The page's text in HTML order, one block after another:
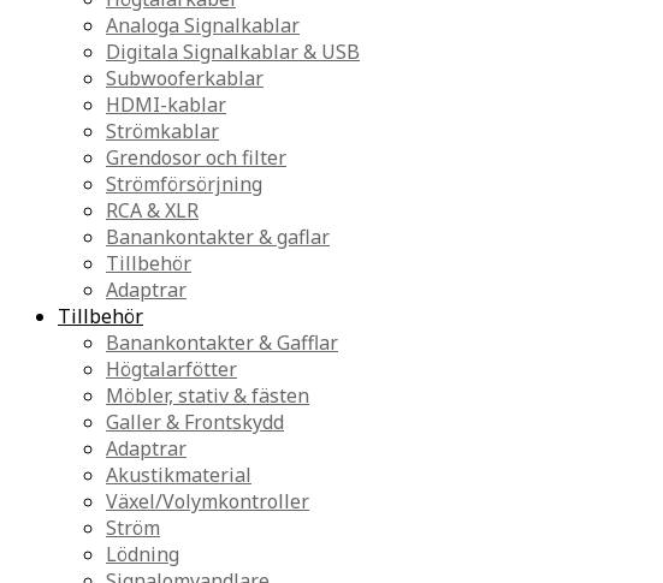
Analoga Signalkablar
Digitala Signalkablar & USB
Subwooferkablar
HDMI-kablar
Strömkablar
Grendosor och filter
Strömförsörjning
RCA & XLR
Banankontakter & gaflar
Tillbehör
Adaptrar
Tillbehör
Banankontakter & Gafflar
Högtalarfötter
Möbler, stativ & fästen
Galler & Frontskydd
Adaptrar
Akustikmaterial
Växel/Volymkontroller
Ström
Lödning